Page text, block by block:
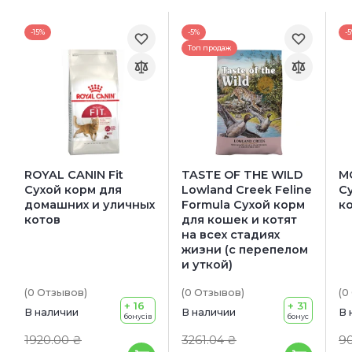
-15%
ROYAL CANIN Fit
Сухой корм для
домашних и уличных
котов
(0 Отзывов)
В наличии
1920.00 ₴
+ 16
бонусів
-5%
Топ продаж
TASTE OF THE WILD
Lowland Creek Feline
Formula Сухой корм
для кошек и котят
на всех стадиях
жизни (с перепелом
и уткой)
(0 Отзывов)
В наличии
3261.04 ₴
+ 31
бонус
-
(0
В